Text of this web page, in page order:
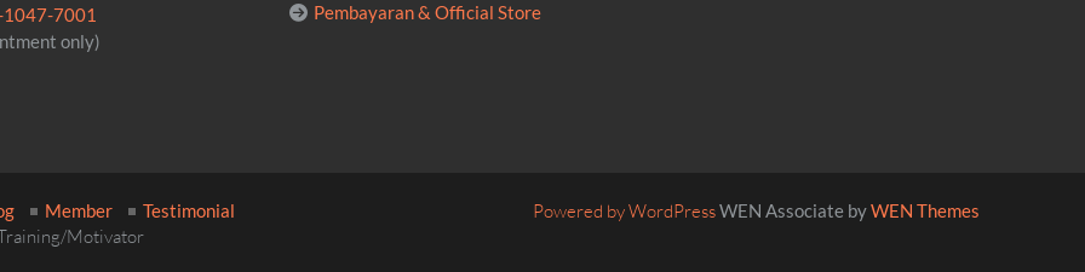
7001
only)
Pembayaran & Official Store
Member Testimonial
Motivator
Powered by WordPressWEN Associate byWEN Themes